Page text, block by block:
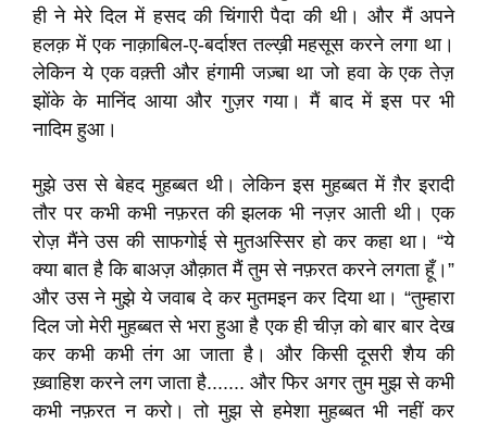
ही ने मेरे दिल में हसद की चिंगारी पैदा की थी। और मैं अपने
हलक़ में एक नाक़ाबिल-ए-बर्दाश्त तल्ख़ी महसूस करने लगा था।
लेकिन ये एक वक़्ती और हंगामी जज़्बा था जो हवा के एक तेज़
झोंके के मानिंद आया और गुज़र गया। मैं बाद में इस पर भी
नादिम हुआ।
मुझे उस से बेहद मुहब्बत थी। लेकिन इस मुहब्बत में ग़ैर इरादी
तौर पर कभी कभी नफ़रत की झलक भी नज़र आती थी। एक
रोज़ मैंने उस की साफगोई से मुतअस्सिर हो कर कहा था। “ये
क्या बात है कि बाअज़ औक़ात मैं तुम से नफ़रत करने लगता हूँ।”
और उस ने मुझे ये जवाब दे कर मुतमइन कर दिया था। “तुम्हारा
दिल जो मेरी मुहब्बत से भरा हुआ है एक ही चीज़ को बार बार देख
कर कभी कभी तंग आ जाता है। और किसी दूसरी शैय की
ख़्वाहिश करने लग जाता है....... और फिर अगर तुम मुझ से कभी
कभी नफ़रत न करो। तो मुझ से हमेशा मुहब्बत भी नहीं कर